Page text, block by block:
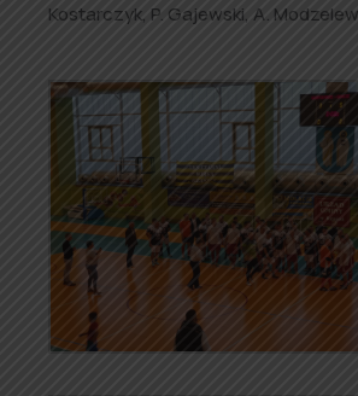
Kostarczyk, P. Gajewski, A.